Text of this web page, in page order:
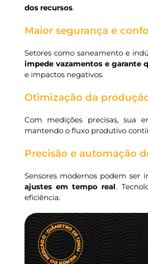
dos recursos.
Maior segurança e
Setores como saneamento e
impede vazamentos e garante
e impactos negativos.
Otimização da
Com medições precisas, sua
mantendo o fluxo produtivo
Precisão e automação
Sensores modernos podem ser
ajustes em tempo real.
eficiência.